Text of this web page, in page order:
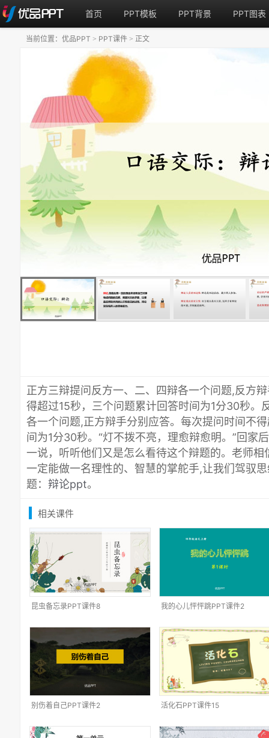
首页 PPT模板 PPT背景 PPT图表
正方三辩提问反方一、二、四辩各一个问题,反方
得超过15秒，三个问题累计回答时间为1分30秒。
各一个问题,正方辩手分别应答。每次提问时间不
间为1分30秒。“灯不拨不亮，理愈辩愈明。”回家
一说，听听他们又是怎么看待这个辩题的。老师
一定能做一名理性的、智慧的掌舵手,让我们驾驭
题： 辩论ppt。
当前位置： 优品PPT > PPT课件 > 正文
相关课件
昆虫备忘录PPT课件8 我的心儿怦怦跳PPT课件2
别伤着自己PPT课件2 活化石PPT课件15